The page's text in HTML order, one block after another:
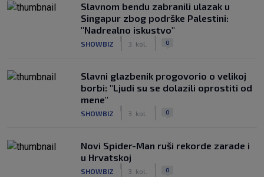
Slavnom bendu zabranili ulazak u
Singapur zbog podrške Palestini:
"Nadrealno iskustvo"
SHOWBIZ 3. kol. 0
Slavni glazbenik progovorio o velikoj
borbi: "Ljudi su se dolazili oprostiti od
mene"
SHOWBIZ 3. kol. 0
Novi Spider-Man ruši rekorde zarade i
u Hrvatskoj
SHOWBIZ 3. kol. 0